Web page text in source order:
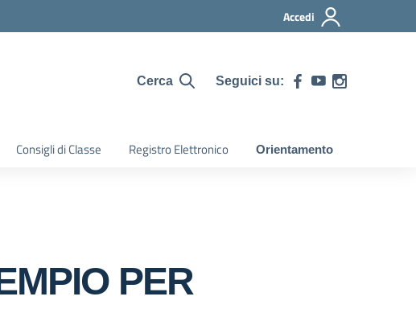
Accedi
Cerca Seguici su:
Consigli di Classe Registro Elettronico Orientamento
PER